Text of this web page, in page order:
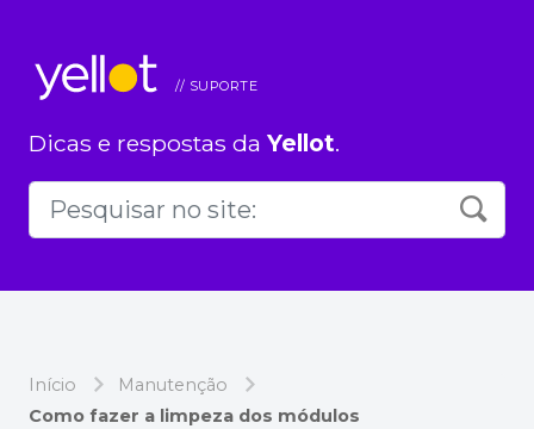
Dicas e respostas da Yellot.
Início
Manutenção
Como fazer a limpeza dos módulos